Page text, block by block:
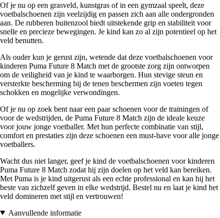
Of je nu op een grasveld, kunstgras of in een gymzaal speelt, deze
voetbalschoenen zijn veelzijdig en passen zich aan alle ondergronden
aan. De rubberen buitenzool biedt uitstekende grip en stabiliteit voor
snelle en precieze bewegingen. Je kind kan zo al zijn potentieel op het
veld benutten.
Als ouder kun je gerust zijn, wetende dat deze voetbalschoenen voor
kinderen Puma Future 8 Match met de grootste zorg zijn ontworpen
om de veiligheid van je kind te waarborgen. Hun stevige steun en
versterkte bescherming bij de tenen beschermen zijn voeten tegen
schokken en mogelijke verwondingen.
Of je nu op zoek bent naar een paar schoenen voor de trainingen of
voor de wedstrijden, de Puma Future 8 Match zijn de ideale keuze
voor jouw jonge voetballer. Met hun perfecte combinatie van stijl,
comfort en prestaties zijn deze schoenen een must-have voor alle jonge
voetballers.
Wacht dus niet langer, geef je kind de voetbalschoenen voor kinderen
Puma Future 8 Match zodat hij zijn doelen op het veld kan bereiken.
Met Puma is je kind uitgerust als een echte professional en kan hij het
beste van zichzelf geven in elke wedstrijd. Bestel nu en laat je kind het
veld domineren met stijl en vertrouwen!
Aanvullende informatie